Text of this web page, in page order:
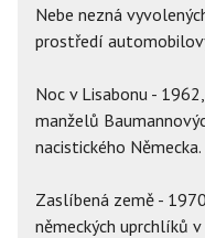
Nebe nezná
prostředí
Noc v Lisabonu -
manželů
nacistického Německa.
Zaslíbená země -
německých uprchlíků